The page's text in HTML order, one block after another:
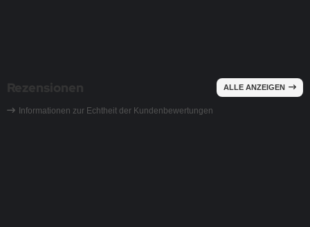
Rezensionen ALLE ANZEIGEN
Informationen zur Echtheit der Kundenbewertungen